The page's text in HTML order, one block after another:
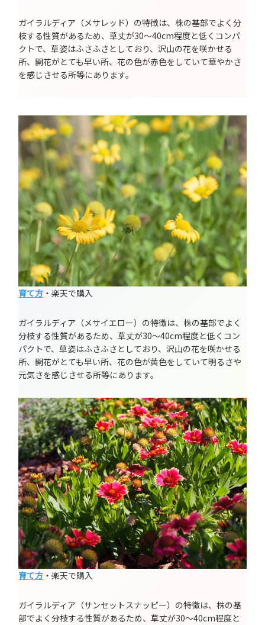
ガイラルディア（メサレッド）の特徴は、株の基部でよく分
枝する性質があるため、草丈が30～40cm程度と低くコンパ
クトで、草姿はふさふさとしており、沢山の花を咲かせる
所、開花がとても早い所、花の色が赤色をしていて華やかさ
を感じさせる所等にあります。
育て方 ・楽天で購入
ガイラルディア（メサイエロー）の特徴は、株の基部でよく
分枝する性質があるため、草丈が30～40cm程度と低くコン
パクトで、草姿はふさふさとしており、沢山の花を咲かせる
所、開花がとても早い所、花の色が黄色をしていて明るさや
元気さを感じさせる所等にあります。
育て方 ・楽天で購入
ガイラルディア（サンセットスナッピー）の特徴は、株の基
部でよく分枝する性質があるため、草丈が30～40cm程度と